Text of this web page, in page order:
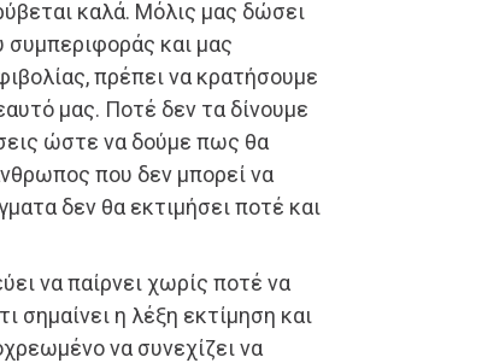
καλά. Μόλις μας δώσει
συμπεριφοράς και μας
πρέπει να κρατήσουμε
μας. Ποτέ δεν τα δίνουμε
ώστε να δούμε πως θα
που δεν μπορεί να
δεν θα εκτιμήσει ποτέ και
να παίρνει χωρίς ποτέ να
σημαίνει η λέξη εκτίμηση και
να συνεχίζει να